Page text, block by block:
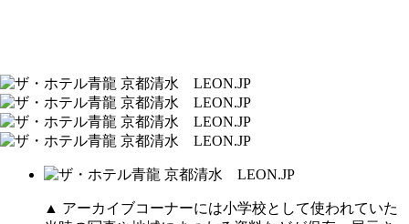
▲ アーカイブコーナーには小学校として使われていた